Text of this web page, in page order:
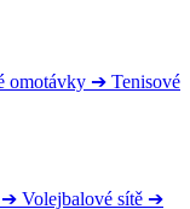
omotávky ➔ Tenisové
➔ Volejbalové sítě ➔